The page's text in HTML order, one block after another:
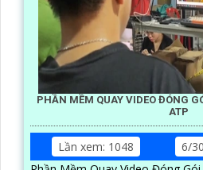
PHẦN MỀM QUAY VIDEO ĐÓNG
ATP
Lần xem: 1048
6/